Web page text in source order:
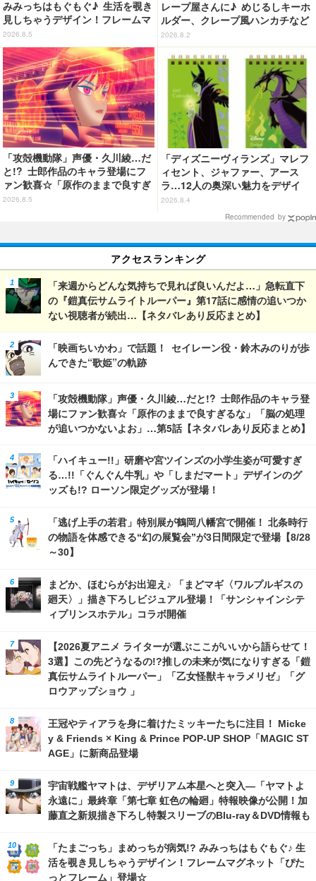
みみっちはもぐもぐ♪ 生活を覗き
見しちゃうデザイン！フレームマ
グネット「ぴたっとフレーム」登
場☆
2026.8.5
レープ屋さんに♪ めじるしキーホ
ルダー、クレープ風ハンカチなど
限定グッズ＆コラボクレープが登
場
2026.8.2
「攻殻機動隊」声優・久川綾…だ
と!? 士郎作品のキャラ登場にフ
ァン歓喜☆「原作のままで良すぎ
るな」「脳の処理が追いつかない
2026.8.5
「ディズニーヴィランズ」マレフ
ィセント、ジャファー、アース
ラ…12人の奥深い魅力をデザイ
ン！2027年版ポケットカレンダー
2026.8.4
Recommended by
アクセスランキング
「来週からどんな気持ちで見れば良いんだよ…」急転直下
の『鎧真伝サムライトルーパー』第17話に感情の追いつか
ない視聴者が続出…【ネタバレあり反応まとめ】
「映画ちいかわ」で話題！ セイレーン役・鈴木みのりが歩
んできた“歌姫”の軌跡
「攻殻機動隊」声優・久川綾…だと!? 士郎作品のキャラ登
場にファン歓喜☆「原作のままで良すぎるな」「脳の処理
が追いつかないよお」…第5話【ネタバレあり反応まとめ】
「ハイキュー!!」研磨や宮ツインズの小学生姿が可愛すぎ
る…!!「ぐんぐん牛乳」や「しまだマート」デザインのグ
ッズも!? ローソン限定グッズが登場！
「逃げ上手の若君」特別展が鶴岡八幡宮で開催！ 北条時行
の物語を体感できる“幻の展覧会”が3日間限定で登場【8/28
～30】
まどか、ほむらがお出迎え♪ 「まどマギ〈ワルプルギスの
廻天〉」描き下ろしビジュアル登場！「サンシャインシテ
ィプリンスホテル」コラボ開催
【2026夏アニメ ライターが選ぶここがいいから語らせて！
3選】この先どうなるの!?推しの未来が気になりすぎる「鎧
真伝サムライトルーパー」「乙女怪獣キャラメリゼ」「グ
ロウアップショウ 」
王冠やティアラを身に着けたミッキーたちに注目！ Micke
y & Friends × King & Prince POP-UP SHOP「MAGIC ST
AGE」に新商品登場
宇宙戦艦ヤマトは、デザリアム本星へと突入―「ヤマトよ
永遠に」最終章「第七章 虹色の輪廻」特報映像が公開！加
藤直之新規描き下ろし特製スリーブのBlu-ray＆DVD情報も
「たまごっち」まめっちが病気!? みみっちはもぐもぐ♪ 生
活を覗き見しちゃうデザイン！フレームマグネット「ぴた
っとフレーム」登場☆